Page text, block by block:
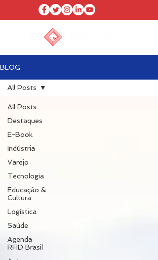
BLOG
All Posts
Destaques
E-Book
Indústria
Varejo
Tecnologia
Educação &
Cultura
Logística
Saúde
Agenda
RFID Brasil
All Posts